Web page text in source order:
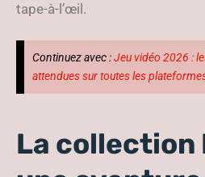
tape-à-l’œil.
Continuez avec :Jeu vidéo 2026 :
attendues sur toutes les
La collection